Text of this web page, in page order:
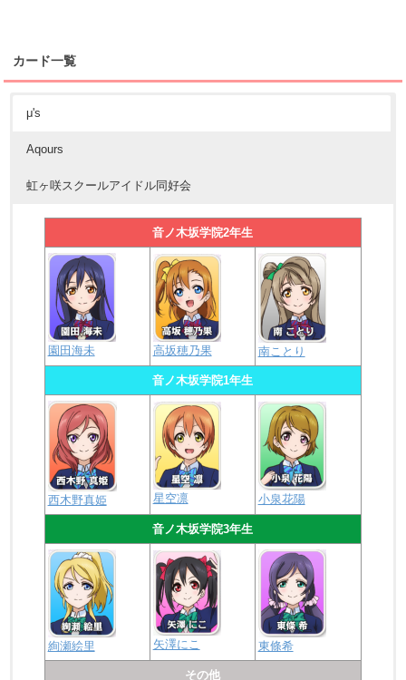
カード一覧
μ's
Aqours
虹ヶ咲スクールアイドル同好会
音ノ木坂学院2年生
園田海未 高坂穂乃果 南ことり
音ノ木坂学院1年生
西木野真姫 星空凛 小泉花陽
音ノ木坂学院3年生
絢瀬絵里 矢澤にこ 東條希
その他